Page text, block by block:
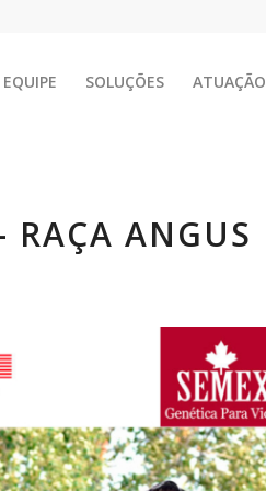
EQUIPE SOLUÇÕES ATUAÇÃO
RAÇA ANGUS